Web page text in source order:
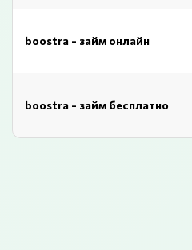
boostra - займ онлайн
boostra - займ бесплатно